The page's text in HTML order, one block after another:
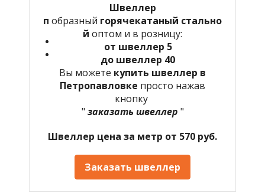
Швеллер
п образный горячекатаный стально
й оптом и в розницу:
от швеллер 5
до швеллер 40
Вы можете купить швеллер в
Петропавловке просто нажав
кнопку
" заказать швеллер "
Швеллер цена за метр от 570 руб.
Заказать швеллер